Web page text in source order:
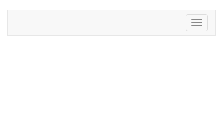
Toggle